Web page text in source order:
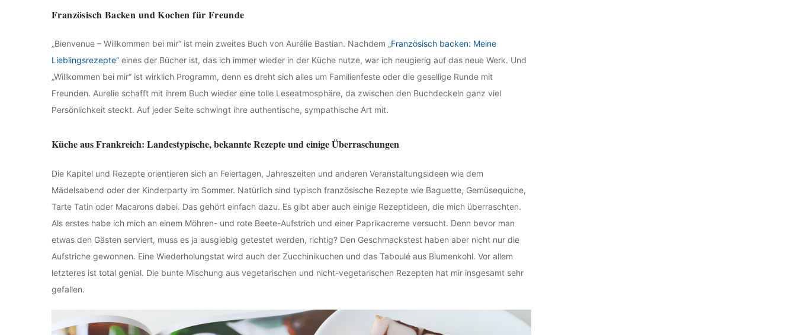
Französisch Backen und Kochen für Freunde
„Bienvenue – Willkommen bei mir“ ist mein zweites Buch von Aurélie Bastian. Nachdem „Französisch backen: Meine
Lieblingsrezepte“ eines der Bücher ist, das ich immer wieder in der Küche nutze, war ich neugierig auf das neue Werk. Und
„Willkommen bei mir“ ist wirklich Programm, denn es dreht sich alles um Familienfeste oder die gesellige Runde mit
Freunden. Aurelie schafft mit ihrem Buch wieder eine tolle Leseatmosphäre, da zwischen den Buchdeckeln ganz viel
Persönlichkeit steckt. Auf jeder Seite schwingt ihre authentische, sympathische Art mit.
Küche aus Frankreich: Landestypische, bekannte Rezepte und einige Überraschungen
Die Kapitel und Rezepte orientieren sich an Feiertagen, Jahreszeiten und anderen Veranstaltungsideen wie dem
Mädelsabend oder der Kinderparty im Sommer. Natürlich sind typisch französische Rezepte wie Baguette, Gemüsequiche,
Tarte Tatin oder Macarons dabei. Das gehört einfach dazu. Es gibt aber auch einige Rezeptideen, die mich überraschten.
Als erstes habe ich mich an einem Möhren- und rote Beete-Aufstrich und einer Paprikacreme versucht. Denn bevor man
etwas den Gästen serviert, muss es ja ausgiebig getestet werden, richtig? Den Geschmackstest haben aber nicht nur die
Aufstriche gewonnen. Eine Wiederholungstat wird auch der Zucchinikuchen und das Taboulé aus Blumenkohl. Vor allem
letzteres ist total genial. Die bunte Mischung aus vegetarischen und nicht-vegetarischen Rezepten hat mir insgesamt sehr
gefallen.